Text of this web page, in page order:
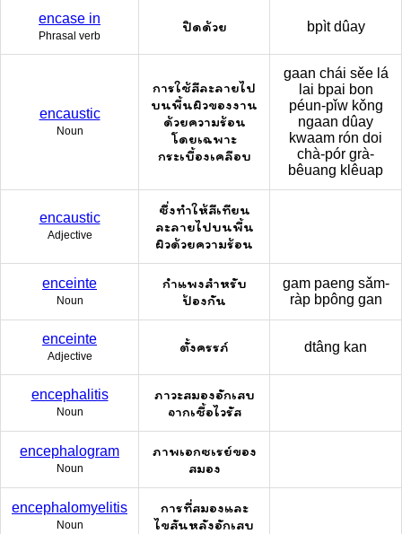
encase in
Phrasal verb
ปิดด้วย bpìt dûay
encaustic
Noun
การใช้สีละลายไป
บนพื้นผิวของงาน
ด้วยความร้อน
โดยเฉพาะ
กระเบื้องเคลือบ
gaan chái sěe lá
lai bpai bon
péun-pǐw kǒng
ngaan dûay
kwaam rón doi
chà-pór grà-
bêuang klêuap
encaustic
Adjective
ซึ่งทำให้สีเทียน
ละลายไปบนพื้น
ผิวด้วยความร้อน
enceinte
Noun
กำแพงสำหรับ
ป้องกัน
gam paeng sǎm-
ràp bpông gan
enceinte
Adjective
ตั้งครรภ์ dtâng kan
encephalitis
Noun
ภาวะสมองอักเสบ
จากเชื้อไวรัส
encephalogram
Noun
ภาพเอกซเรย์ของ
สมอง
encephalomyelitis
Noun
การที่สมองและ
ไขสันหลังอักเสบ